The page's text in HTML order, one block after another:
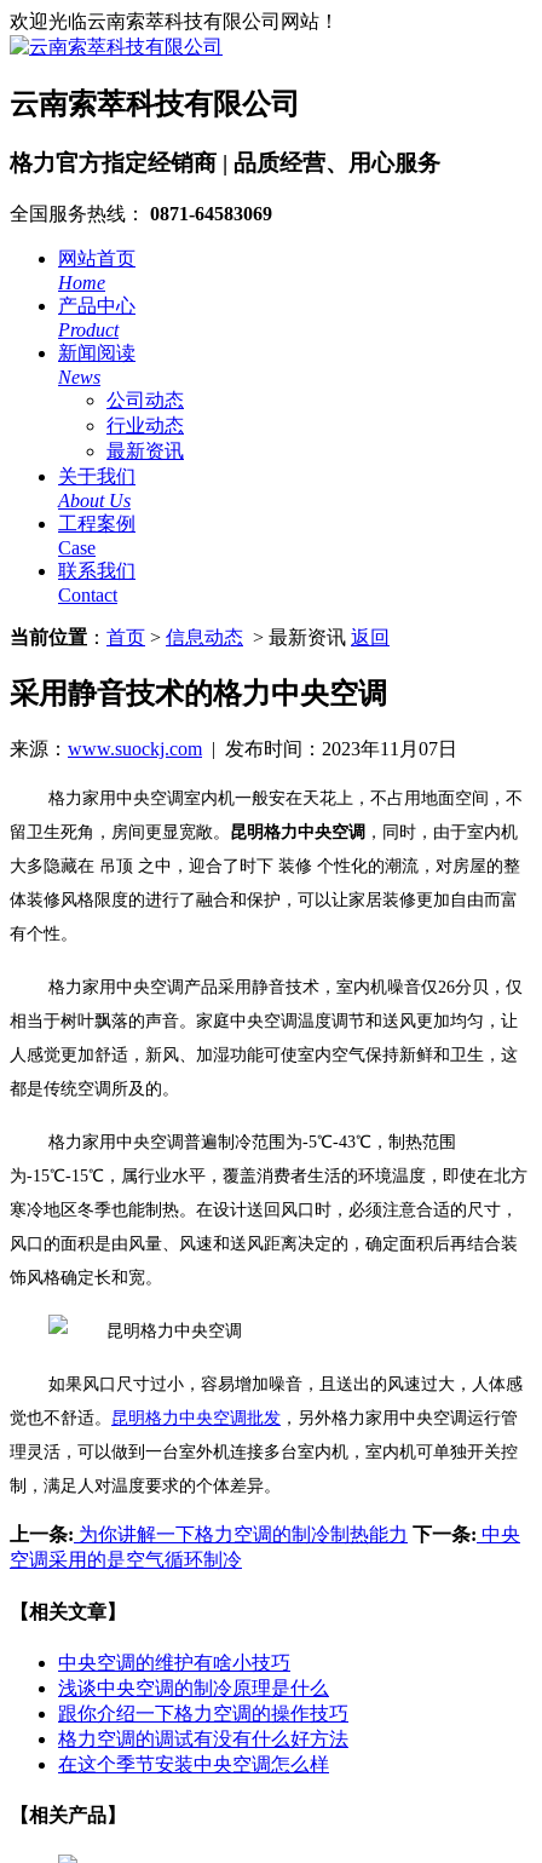
欢迎光临云南索萃科技有限公司网站！
云南索萃科技有限公司
格力官方指定经销商 | 品质经营、用心服务
全国服务热线： 0871-64583069
网站首页
Home
产品中心
Product
新闻阅读
News
公司动态
行业动态
最新资讯
关于我们
About Us
工程案例
Case
联系我们
Contact
当前位置 ： 首页 > 信息动态 > 最新资讯 返回
采用静音技术的格力中央空调
来源： www.suockj.com | 发布时间：2023年11月07日
格力家用中央空调室内机一般安在天花上，不占用地面空间，不
留卫生死角，房间更显宽敞。 昆明格力中央空调 ，同时，由于室内机
大多隐藏在 吊顶 之中，迎合了时下 装修 个性化的潮流，对房屋的整
体装修风格限度的进行了融合和保护，可以让家居装修更加自由而富
有个性。
格力家用中央空调产品采用静音技术，室内机噪音仅26分贝，仅
相当于树叶飘落的声音。家庭中央空调温度调节和送风更加均匀，让
人感觉更加舒适，新风、加湿功能可使室内空气保持新鲜和卫生，这
都是传统空调所及的。
格力家用中央空调普遍制冷范围为-5℃-43℃，制热范围
为-15℃-15℃，属行业水平，覆盖消费者生活的环境温度，即使在北方
寒冷地区冬季也能制热。在设计送回风口时，必须注意合适的尺寸，
风口的面积是由风量、风速和送风距离决定的，确定面积后再结合装
饰风格确定长和宽。
如果风口尺寸过小，容易增加噪音，且送出的风速过大，人体感
觉也不舒适。 昆明格力中央空调批发 ，另外格力家用中央空调运行管
理灵活，可以做到一台室外机连接多台室内机，室内机可单独开关控
制，满足人对温度要求的个体差异。
上一条: 为你讲解一下格力空调的制冷制热能力 下一条: 中央
空调采用的是空气循环制冷
【相关文章】
中央空调的维护有啥小技巧
浅谈中央空调的制冷原理是什么
跟你介绍一下格力空调的操作技巧
格力空调的调试有没有什么好方法
在这个季节安装中央空调怎么样
【相关产品】